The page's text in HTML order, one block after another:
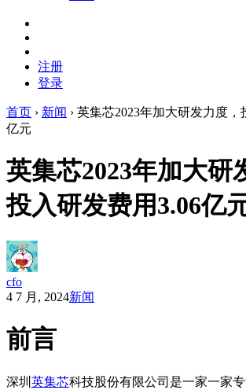
注册
登录
首页 › 新闻 › 英集芯2023年加大研发力度，
亿元
英集芯2023年加大研
投入研发费用3.06亿
cfo
4 7 月, 2024新闻
前言
深圳 英集芯科技股份有限公司是一家一家